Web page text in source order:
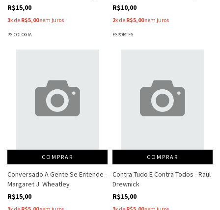
Desiderio
R$15,00
3x de R$5,00sem juros
PSICOLOGIA
Entre Outros
R$10,00
2x de R$5,00sem juros
ESPORTES
COMPRAR
Conversado A Gente Se Entende -
Margaret J. Wheatley
R$15,00
COMPRAR
Contra Tudo E Contra Todos - Raul
Drewnick
R$15,00